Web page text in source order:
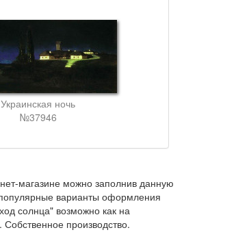
Украинская ночь
№37946
магазине можно заполнив данную
варианты оформления
солнца" возможно как на
. Собственное производство.